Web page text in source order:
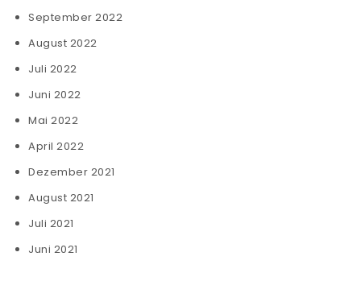
September 2022
August 2022
Juli 2022
Juni 2022
Mai 2022
April 2022
Dezember 2021
August 2021
Juli 2021
Juni 2021